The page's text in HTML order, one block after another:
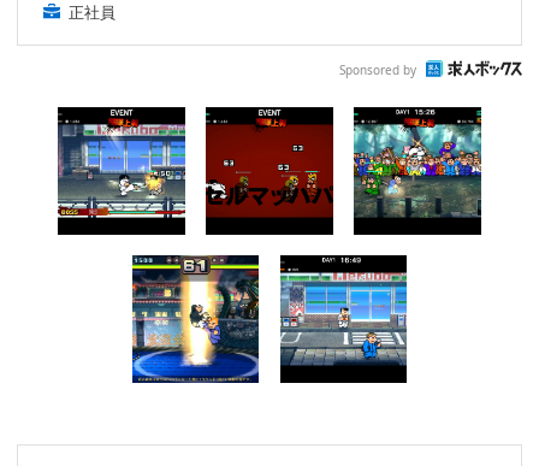
正社員
Sponsored by